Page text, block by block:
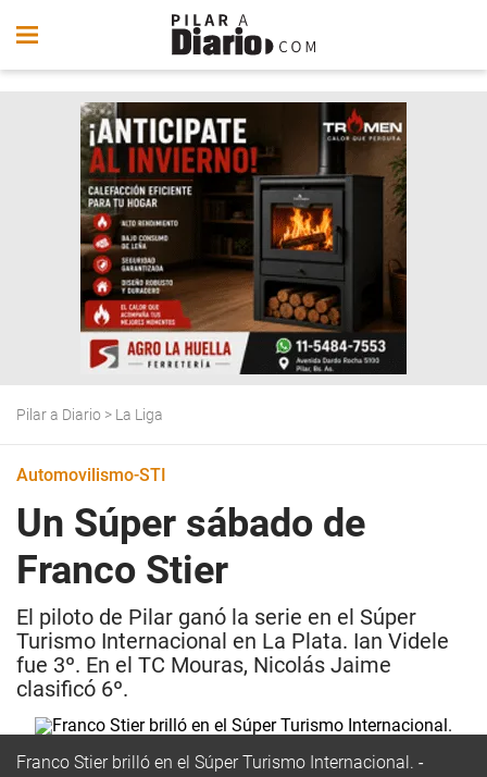
Pilar a Diario > La Liga
Automovilismo-STI
Un Súper sábado de
Franco Stier
El piloto de Pilar ganó la serie en el Súper
Turismo Internacional en La Plata. Ian Videle
fue 3º. En el TC Mouras, Nicolás Jaime
clasificó 6º.
Franco Stier brilló en el Súper Turismo Internacional.